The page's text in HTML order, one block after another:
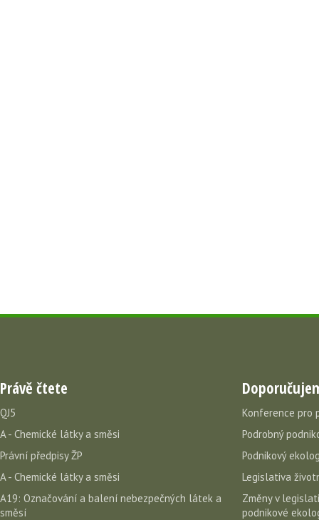
Právě čtete
QJ5
A - Chemické látky a směsi
Právní předpisy ŽP
A - Chemické látky a směsi
A19: Označování a balení nebezpečných látek a
směsí
Konference pro
Podrobný
Podnikový
Legislativa
Změny v
podnikové